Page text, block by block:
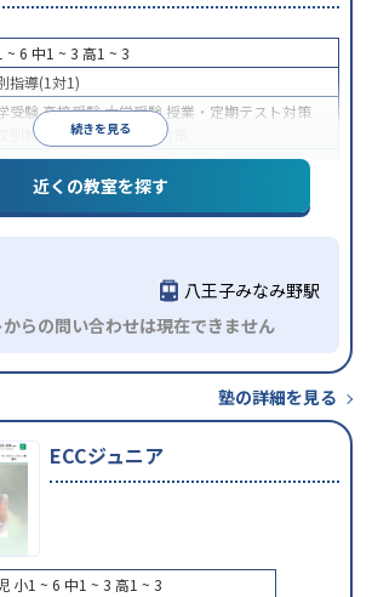
続きを見る
~ 6 中1 ~ 3 高1 ~ 3
指導(1対1)
受験高校受験大学受験 授業・定期テスト対策
校別特化対策科目別特化対策
の振替可能季節講習のみの受講可
近くの教室を探す
八王子みなみ野駅
らの問い合わせは現在できません
塾の詳細を見る
ECCジュニア
小1 ~ 6 中1 ~ 3 高1 ~ 3